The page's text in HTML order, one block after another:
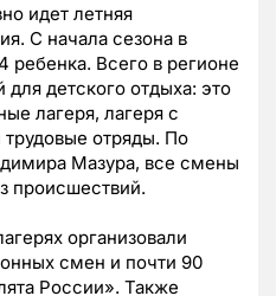
идет летняя
С начала сезона в
ребенка. Всего в регионе
детского отдыха: это
лагеря, лагеря с
отряды. По
Мазура, все смены
происшествий.
организовали
смен и почти 90
России». Также